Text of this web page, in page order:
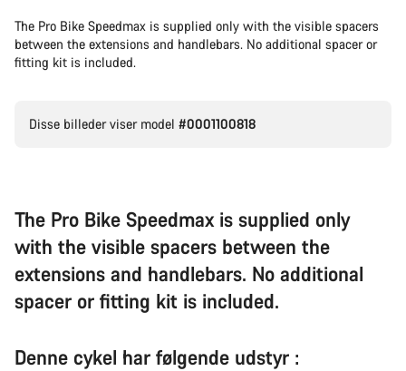
The Pro Bike Speedmax is supplied only with the visible spacers
between the extensions and handlebars. No additional spacer or
fitting kit is included.
Disse billeder viser model #0001100818
The Pro Bike Speedmax is supplied only
with the visible spacers between the
extensions and handlebars. No additional
spacer or fitting kit is included.
Denne cykel har følgende udstyr :